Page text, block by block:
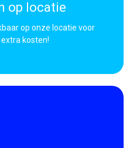
op locatie
op onze locatie voor
kosten!